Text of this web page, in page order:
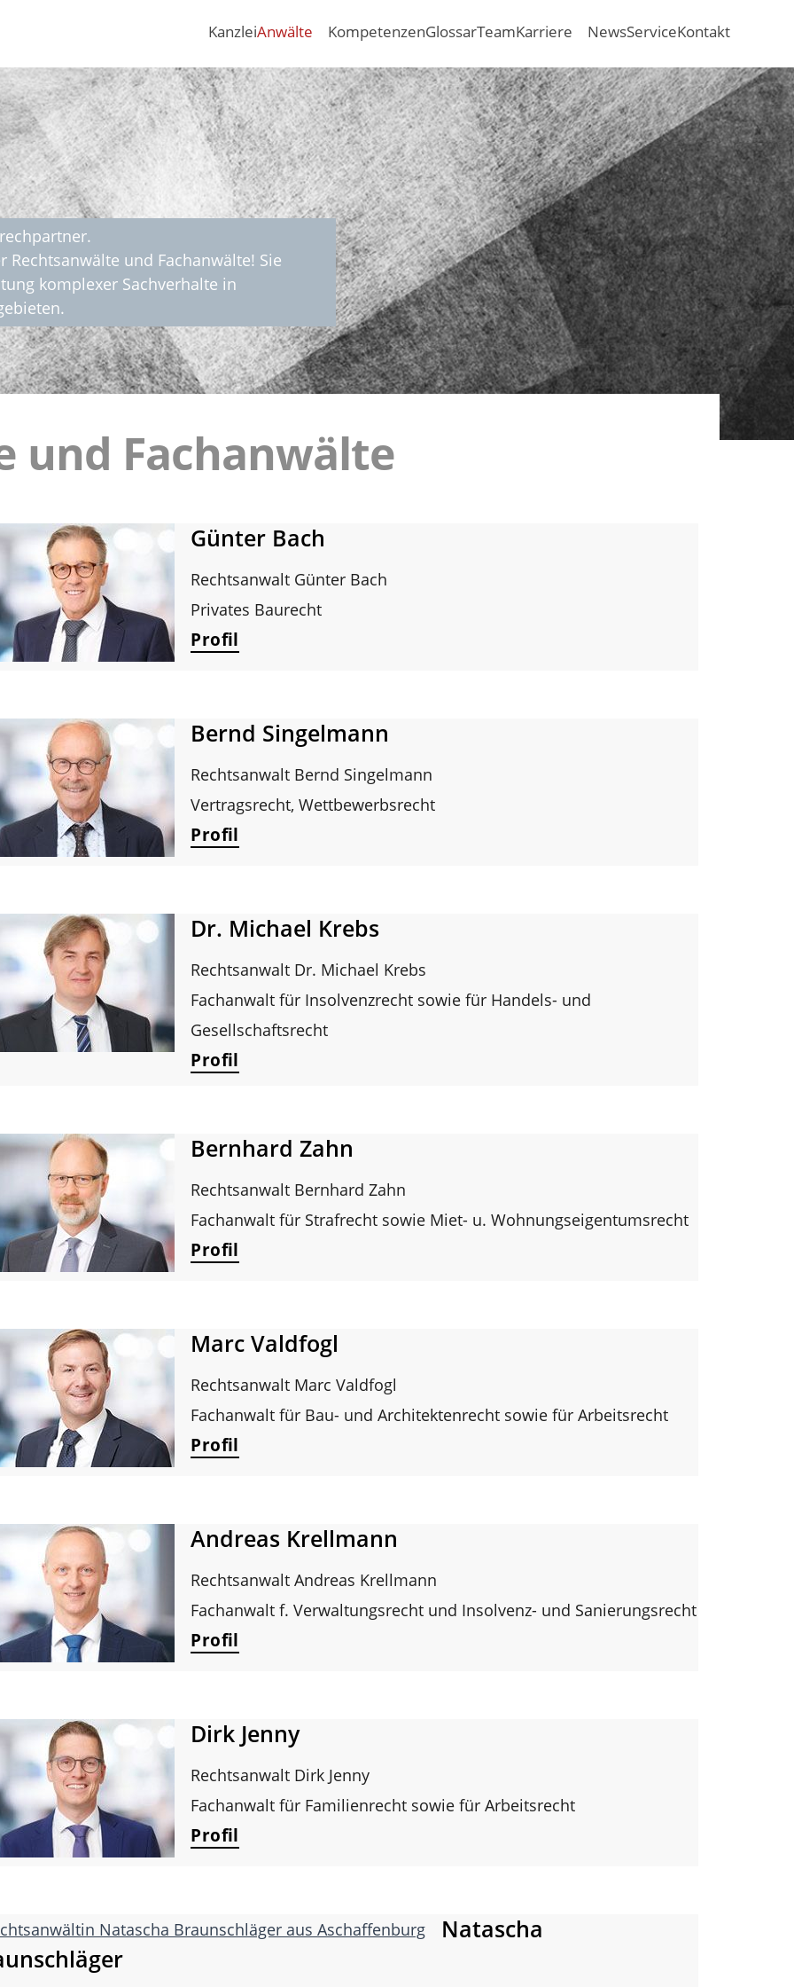
KanzleiAnwälte KompetenzenGlossarTeamKarriere NewsServiceKontakt
und Fachanwälte! Sie
komplexer Sachverhalte in
und Fachanwälte
Günter Bach
Rechtsanwalt Günter Bach
Privates Baurecht
Profil
Bernd Singelmann
Rechtsanwalt Bernd Singelmann
Vertragsrecht, Wettbewerbsrecht
Profil
Dr. Michael Krebs
Rechtsanwalt Dr. Michael Krebs
Fachanwalt für Insolvenzrecht sowie für Handels- und
Gesellschaftsrecht
Profil
Bernhard Zahn
Rechtsanwalt Bernhard Zahn
Fachanwalt für Strafrecht sowie Miet- u. Wohnungseigentumsrecht
Profil
Marc Valdfogl
Rechtsanwalt Marc Valdfogl
Fachanwalt für Bau- und Architektenrecht sowie für Arbeitsrecht
Profil
Andreas Krellmann
Rechtsanwalt Andreas Krellmann
Fachanwalt f. Verwaltungsrecht und Insolvenz- und Sanierungsrecht
Profil
Dirk Jenny
Rechtsanwalt Dirk Jenny
Fachanwalt für Familienrecht sowie für Arbeitsrecht
Profil
Natascha